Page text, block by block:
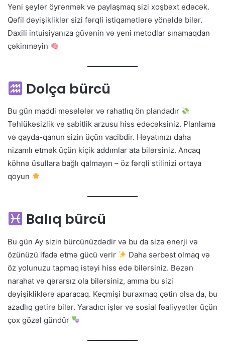
Yeni şeylər öyrənmək və paylaşmaq sizi xoşbəxt edəcək.
Qəfil dəyişikliklər sizi fərqli istiqamətlərə yönəldə bilər.
Daxili intuisiyanıza güvənin və yeni metodlar sınamaqdan
çəkinməyin
Dolça bürcü
Bu gün maddi məsələlər və rahatlıq ön plandadır
Təhlükəsizlik və sabitlik arzusu hiss edəcəksiniz. Planlama
və qayda-qanun sizin üçün vacibdir. Həyatınızı daha
nizamlı etmək üçün kiçik addımlar ata bilərsiniz. Ancaq
köhnə üsullara bağlı qalmayın – öz fərqli stilinizi ortaya
qoyun
Balıq bürcü
Bu gün Ay sizin bürcünüzdədir və bu da sizə enerji və
özünüzü ifadə etmə gücü verir
Daha sərbəst olmaq və
öz yolunuzu tapmaq istəyi hiss edə bilərsiniz. Bəzən
narahat və qərarsız ola bilərsiniz, amma bu sizi
dəyişikliklərə aparacaq. Keçmişi buraxmaq çətin olsa da, bu
azadlıq gətirə bilər. Yaradıcı işlər və sosial fəaliyyətlər üçün
çox gözəl gündür